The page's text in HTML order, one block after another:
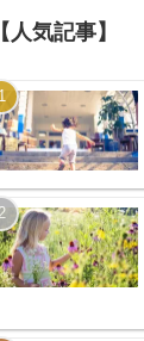
【人気記事】